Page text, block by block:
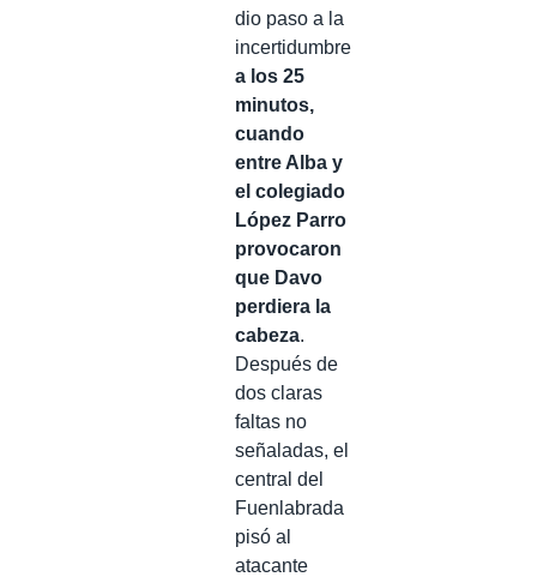
dio paso a la
incertidumbre
a los 25
minutos,
cuando
entre Alba y
el colegiado
López Parro
provocaron
que Davo
perdiera la
cabeza.
Después de
dos claras
faltas no
señaladas, el
central del
Fuenlabrada
pisó al
atacante